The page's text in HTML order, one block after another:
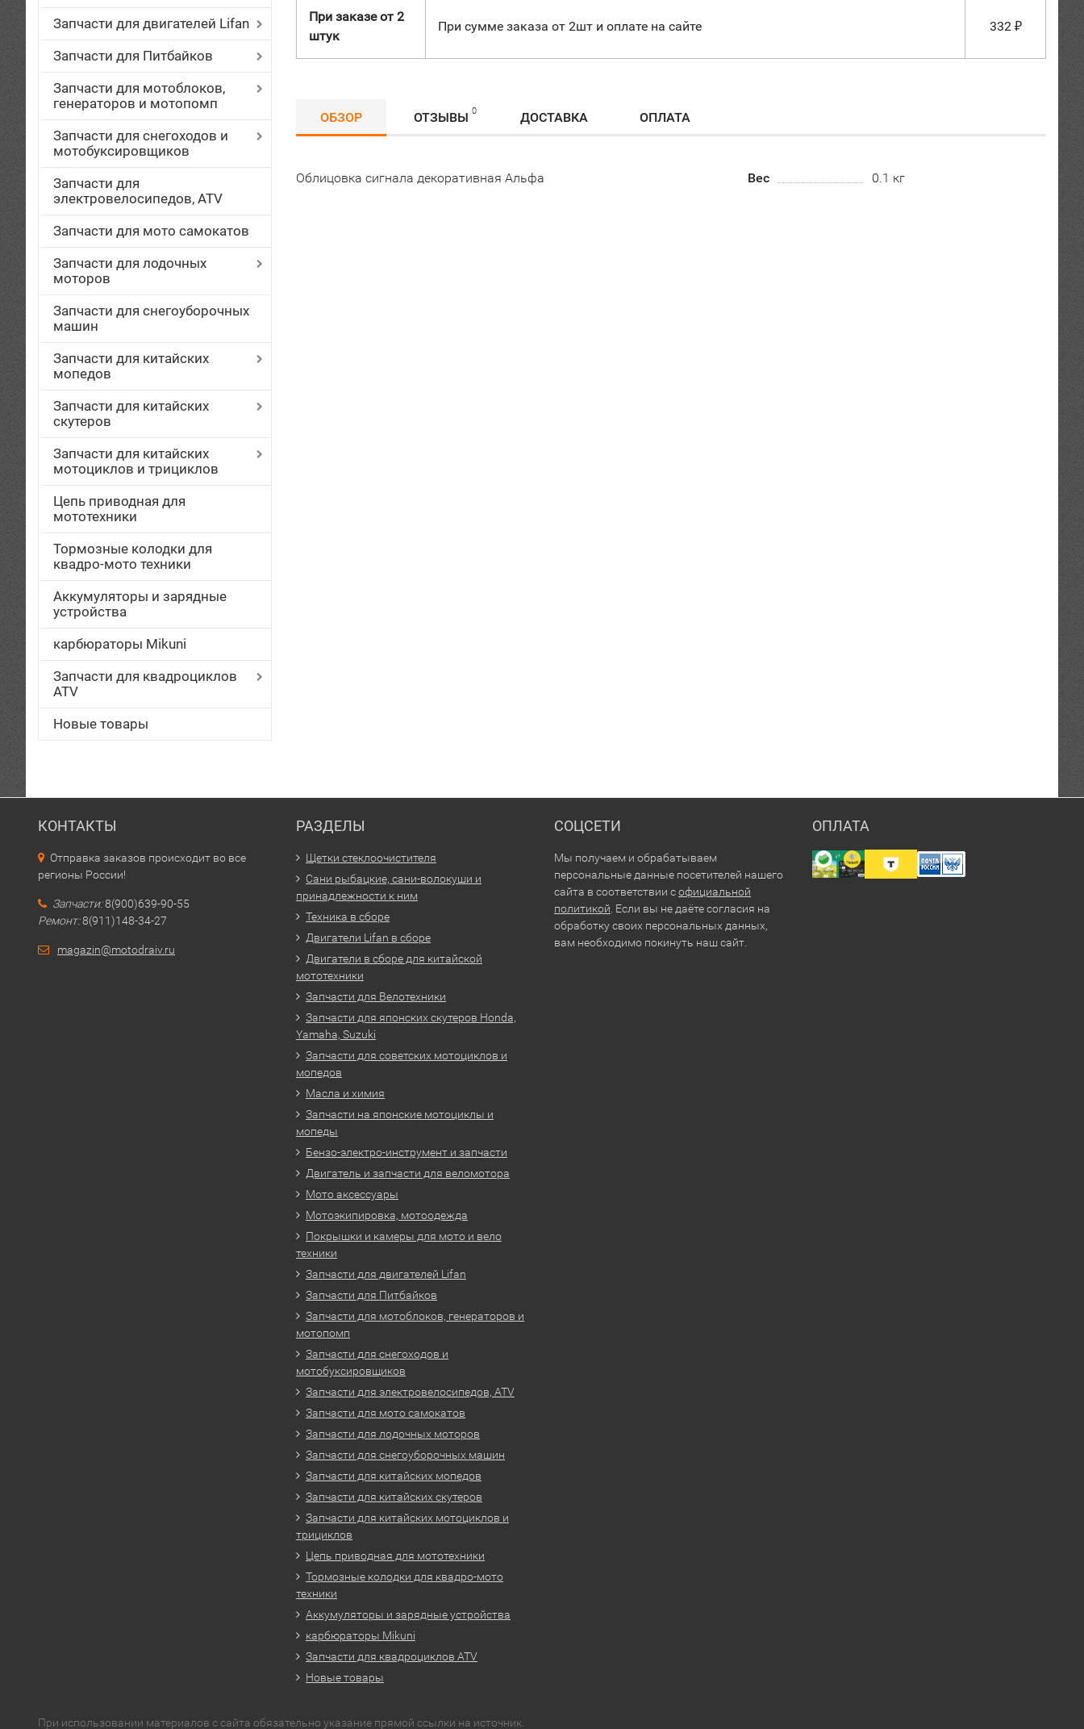
Запчасти для двигателей Lifan
Запчасти для Питбайков
Запчасти для мотоблоков,
генераторов и мотопомп
Запчасти для снегоходов и
мотобуксировщиков
Запчасти для
электровелосипедов, ATV
Запчасти для мото самокатов
Запчасти для лодочных
моторов
Запчасти для снегоуборочных
машин
Запчасти для китайских
мопедов
Запчасти для китайских
скутеров
Запчасти для китайских
мотоциклов и трициклов
Цепь приводная для
мототехники
Тормозные колодки для
квадро-мото техники
Аккумуляторы и зарядные
устройства
карбюраторы Mikuni
Запчасти для квадроциклов
ATV
Новые товары
При заказе от 2
штук
При сумме заказа от 2шт и оплате на сайте 332 ₽
ОБЗОР ОТЗЫВЫ 0 ДОСТАВКА ОПЛАТА
Облицовка сигнала декоративная Альфа Вес 0.1 кг
КОНТАКТЫ
Отправка заказов происходит во все
регионы России!
Запчасти:8(900)639-90-55
Ремонт:8(911)148-34-27
magazin@motodraiv.ru
РАЗДЕЛЫ
Щетки стеклоочистителя
Сани рыбацкие, сани-волокуши и
принадлежности к ним
Техника в сборе
Двигатели Lifan в сборе
Двигатели в сборе для китайской
мототехники
Запчасти для Велотехники
Запчасти для японских скутеров Honda,
Yamaha, Suzuki
Запчасти для советских мотоциклов и
мопедов
Масла и химия
Запчасти на японские мотоциклы и
мопеды
Бензо-электро-инструмент и запчасти
Двигатель и запчасти для веломотора
Мото аксессуары
Мотоэкипировка, мотоодежда
Покрышки и камеры для мото и вело
техники
Запчасти для двигателей Lifan
Запчасти для Питбайков
Запчасти для мотоблоков, генераторов и
мотопомп
Запчасти для снегоходов и
мотобуксировщиков
Запчасти для электровелосипедов, ATV
Запчасти для мото самокатов
Запчасти для лодочных моторов
Запчасти для снегоуборочных машин
Запчасти для китайских мопедов
Запчасти для китайских скутеров
Запчасти для китайских мотоциклов и
трициклов
Цепь приводная для мототехники
Тормозные колодки для квадро-мото
техники
Аккумуляторы и зарядные устройства
карбюраторы Mikuni
Запчасти для квадроциклов ATV
Новые товары
СОЦСЕТИ
Мы получаем и обрабатываем
персональные данные посетителей нашего
сайта в соответствии софициальной
политикой . Если вы не даёте согласия на
обработку своих персональных данных,
вам необходимо покинуть наш сайт.
ОПЛАТА
При использовании материалов с сайта обязательно указание прямой ссылки на источник.